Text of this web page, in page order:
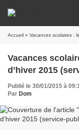
Accueil » Vacances scolaires :
Vacances
d’hiver 2015
Publié le 30/01/2015 à
Par Dom